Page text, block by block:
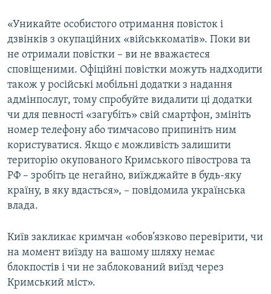
«Уникайте особистого отримання повісток і
дзвінків з окупаційних «військкоматів». Поки ви
не отримали повістки – ви не вважаєтеся
сповіщеними. Офіційні повістки можуть надходити
також у російські мобільні додатки з надання
адмінпослуг, тому спробуйте видалити ці додатки
чи для певності «загубіть» свій смартфон, змініть
номер телефону або тимчасово припиніть ним
користуватися. Якщо є можливість залишити
територію окупованого Кримського півострова та
РФ – зробіть це негайно, виїжджайте в будь-яку
країну, в яку вдасться», – повідомила українська
влада.
Київ закликає кримчан «обов’язково перевірити, чи
на момент виїзду на вашому шляху немає
блокпостів і чи не заблокований виїзд через
Кримський міст».